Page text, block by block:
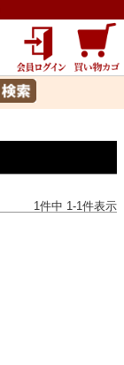
グルメ
1件中 1-1件表示